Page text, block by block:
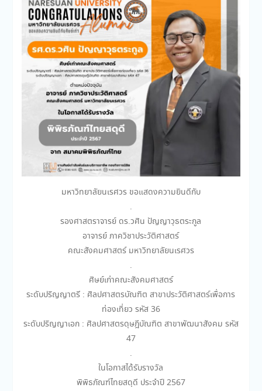
มหาวิทยาลัยนเรศวร ขอแสดงความยินดีกับ
.
รองศาสตราจารย์ ดร.วศิน ปัญญาวุธตระกูล
อาจารย์ ภาควิชาประวัติศาสตร์
คณะสังคมศาสตร์ มหาวิทยาลัยนเรศวร
.
ศิษย์เก่าคณะสังคมศาสตร์
ระดับปริญญาตรี : ศิลปศาสตรบัณฑิต สาขาประวัติศาสตร์เพื่อการ
ท่องเที่ยว รหัส 36
ระดับปริญญาเอก : ศิลปศาสตรดุษฎีบัณฑิต สาขาพัฒนาสังคม รหัส
47
.
ในโอกาสได้รับรางวัล
พิพิธภัณฑ์ไทยสดุดี ประจำปี 2567